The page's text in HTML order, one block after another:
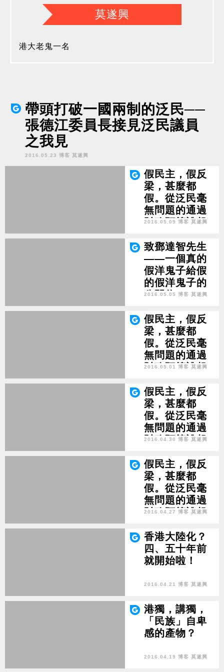
莫遂興
港大老鬼一名
帶頭打破一國兩制的泛民──
張德江委員長接見泛民議員
之我見
2016.05.23 博客 莫遂興
假民主，假反
梁，甚麼都
假。從泛民毫
無問題的通過
財政預算說起
2016.05.09 博客 莫遂興
致鄧達智先生
——一個真的
假洋鬼子給假
的假洋鬼子的
公開信
2016.05.05 博客 莫遂興
假民主，假反
梁，甚麼都
假。從泛民毫
無問題的通過
財政預算說起
2016.05.01 博客 莫遂興
假民主，假反
梁，甚麼都
假。從泛民毫
無問題的通過
財政預算說起
2016.04.30 博客 莫遂興
假民主，假反
梁，甚麼都
假。從泛民毫
無問題的通過
財政預算說起
2016.04.27 博客 莫遂興
香港大陸化？
四、五十年前
就開始啦！
2016.04.21 博客 莫遂興
港獨，講獨，
「民族」自卑
感的產物？
2016.04.19 博客 莫遂興